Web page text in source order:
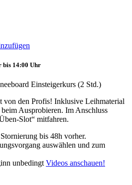
bis 14:00 Uhr
Einsteigerkurs (2 Std.)
von den Profis! Inklusive Leihmaterial
Ausprobieren. Im Anschluss
Slot“ mitfahren.
bis 48h vorher.
auswählen und zum
unbedingt Videos anschauen!